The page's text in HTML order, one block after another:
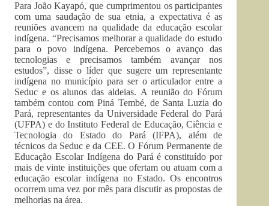
Para João Kayapó, que cumprimentou os participantes
com uma saudação de sua etnia, a expectativa é as
reuniões avancem na qualidade da educação escolar
indígena. “Precisamos melhorar a qualidade do estudo
para o povo indígena. Percebemos o avanço das
tecnologias e precisamos também avançar nos
estudos”, disse o líder que sugere um representante
indígena no município para ser o articulador entre a
Seduc e os alunos das aldeias. A reunião do Fórum
também contou com Piná Tembé, de Santa Luzia do
Pará, representantes da Universidade Federal do Pará
(UFPA) e do Instituto Federal de Educação, Ciência e
Tecnologia do Estado do Pará (IFPA), além de
técnicos da Seduc e da CEE. O Fórum Permanente de
Educação Escolar Indígena do Pará é constituído por
mais de vinte instituições que ofertam ou atuam com a
educação escolar indígena no Estado. Os encontros
ocorrem uma vez por mês para discutir as propostas de
melhorias na área.